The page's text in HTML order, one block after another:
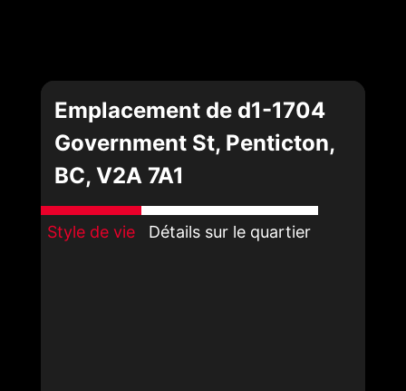
Emplacement de d1-1704
Government St, Penticton,
BC, V2A 7A1
Style de vie Détails sur le quartier